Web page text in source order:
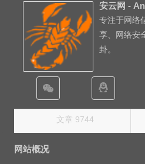
安云网 -
专注于网络
享、网络安
卦。
文章 9744
网站概况